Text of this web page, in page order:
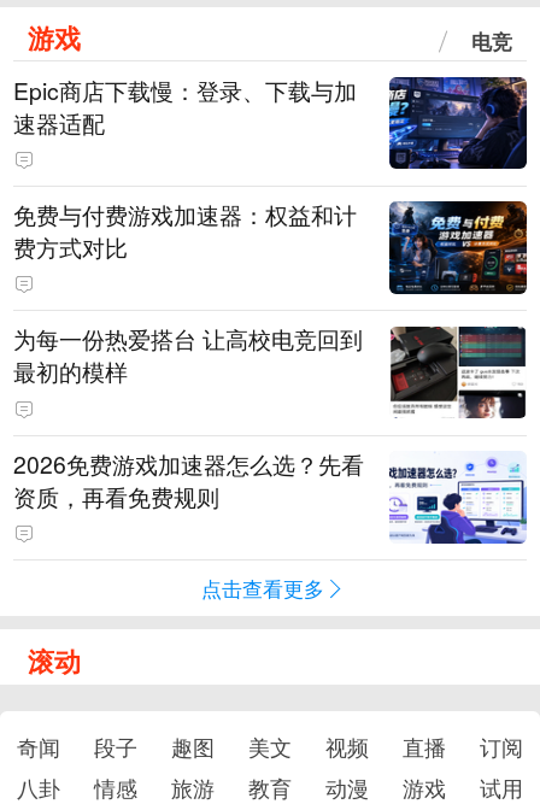
游戏 电竞
Epic商店下载慢：登录、下载与加
速器适配
免费与付费游戏加速器：权益和计
费方式对比
为每一份热爱搭台 让高校电竞回到
最初的模样
2026免费游戏加速器怎么选？先看
资质，再看免费规则
点击查看更多
滚动
奇闻 段子 趣图 美文 视频 直播
订阅
八卦
情感 旅游 教育 动漫 游戏 试用